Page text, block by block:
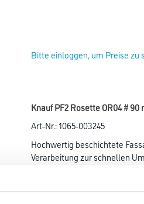
Bitte einloggen, um Preise zu
Knauf PF2 Rosette OR04 # 90
Art-Nr.:1065-003245
Hochwertig beschichtete
Verarbeitung zur schnellen
von eleganten
WARM-WAND Systeme